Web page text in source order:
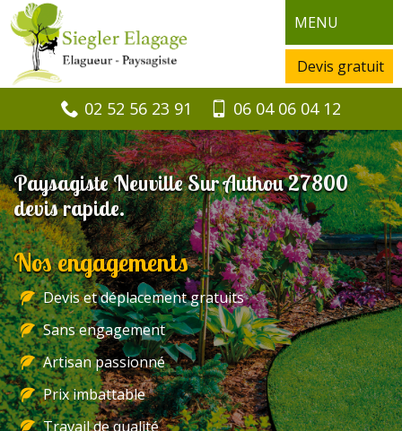
MENU
Devis gratuit
02 52 56 23 91 06 04 06 04 12
Paysagiste Neuville Sur Authou 27800
devis rapide.
Nos engagements
Devis et déplacement gratuits
Sans engagement
Artisan passionné
Prix imbattable
Travail de qualité